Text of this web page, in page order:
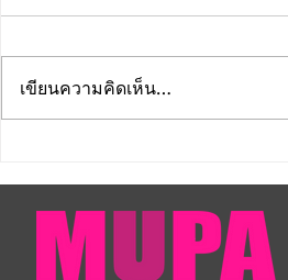
ของสถาบัน Australian
Teachers of Dancing (ATOD)
เขียนความคิดเห็น…